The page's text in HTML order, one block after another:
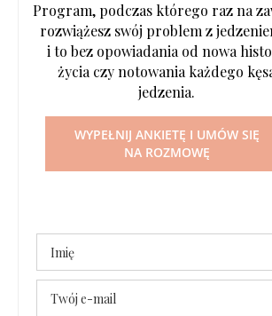
Program, podczas którego raz na
rozwiążesz swój problem z
i to bez opowiadania od nowa
życia czy notowania każdego
jedzenia.
WYPEŁNIJ ANKIETĘ I UMÓW SIĘ
NA ROZMOWĘ